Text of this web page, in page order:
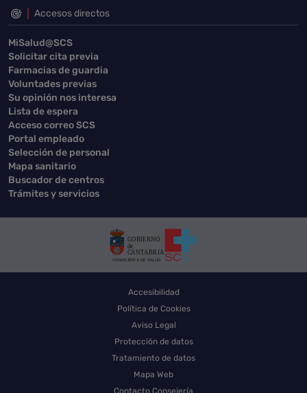
Accesos directos
MiSalud@SCS
Solicitar cita previa
Farmacias de guardia
Voluntades previas
Su opinión nos interesa
Lista de espera
Acceso correo SCS
Portal empleado
Selección de personal
Mapa sanitario
Buscador de centros
Trámites y servicios
Accesibilidad
Política de Cookies
Aviso Legal
Protección de datos
Tratamiento de datos
Mapa Web